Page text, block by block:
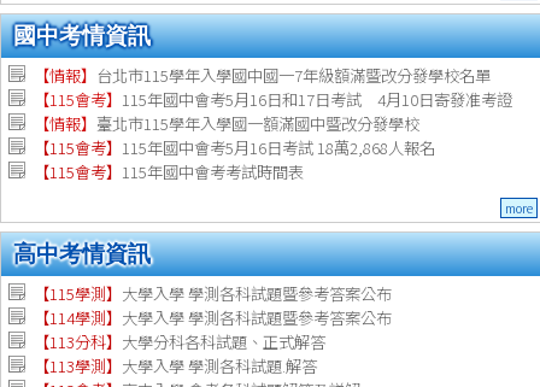
國中考情資訊
【情報】 台北市115學年入學國中國一7年級額滿暨改分發學校名單
【115會考】 115年國中會考5月16日和17日考試 4月10日寄發准考證
【情報】 臺北市115學年入學國一額滿國中暨改分發學校
【115會考】 115年國中會考5月16日考試 18萬2,868人報名
【115會考】 115年國中會考考試時間表
more
高中考情資訊
【115學測】 大學入學 學測各科試題暨參考答案公布
【114學測】 大學入學 學測各科試題暨參考答案公布
【113分科】 大學分科各科試題、正式解答
【113學測】 大學入學 學測各科試題.解答